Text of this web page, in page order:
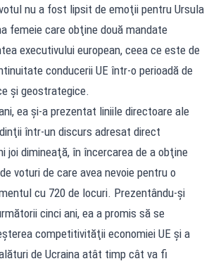
nu a fost lipsit de emoţii pentru Ursula
femeie care obţine două mandate
executivului european, ceea ce este de
conducerii UE într-o perioadă de
şi geostrategice.
ea şi-a prezentat liniile directoare ale
într-un discurs adresat direct
joi dimineaţă, în încercarea de a obţine
voturi de care avea nevoie pentru o
cu 720 de locuri. Prezentându-şi
cinci ani, ea a promis să se
competitivităţii economiei UE şi a
de Ucraina atât timp cât va fi